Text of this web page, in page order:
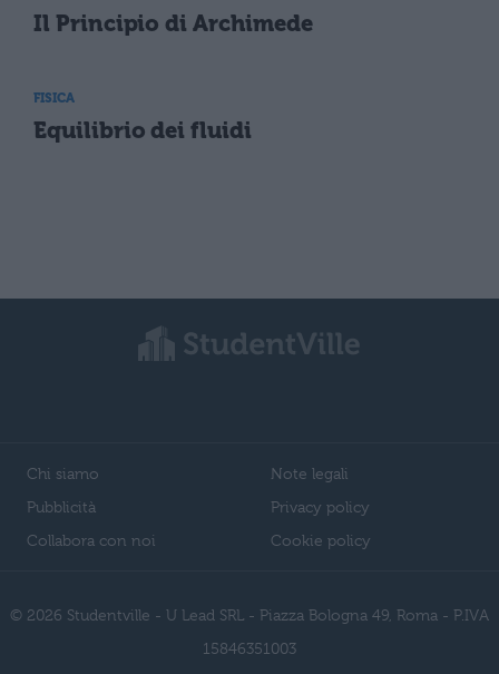
Il Principio di Archimede
FISICA
Equilibrio dei fluidi
Chi siamo
Pubblicità
Collabora con noi
Note legali
Privacy policy
Cookie policy
© 2026 Studentville - U Lead SRL - Piazza Bologna 49, Roma - P.IVA
15846351003